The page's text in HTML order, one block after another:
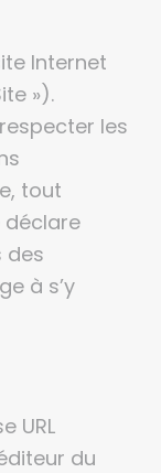
Internet
»).
les
tout
déclare
des
à s’y
URL
du